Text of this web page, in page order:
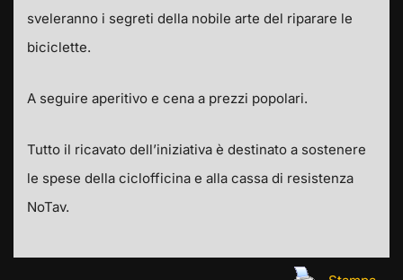
sveleranno i segreti della nobile arte del riparare le
biciclette.
A seguire aperitivo e cena a prezzi popolari.
Tutto il ricavato dell’iniziativa è destinato a sostenere
le spese della ciclofficina e alla cassa di resistenza
NoTav.